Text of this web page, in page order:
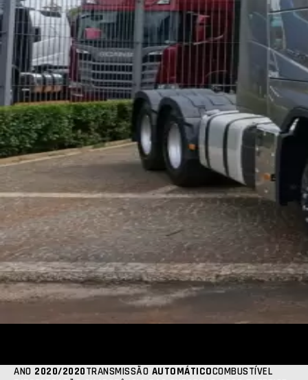
ANO 2020/2020TRANSMISSÃO AUTOMÁTICOCOMBUSTÍVEL